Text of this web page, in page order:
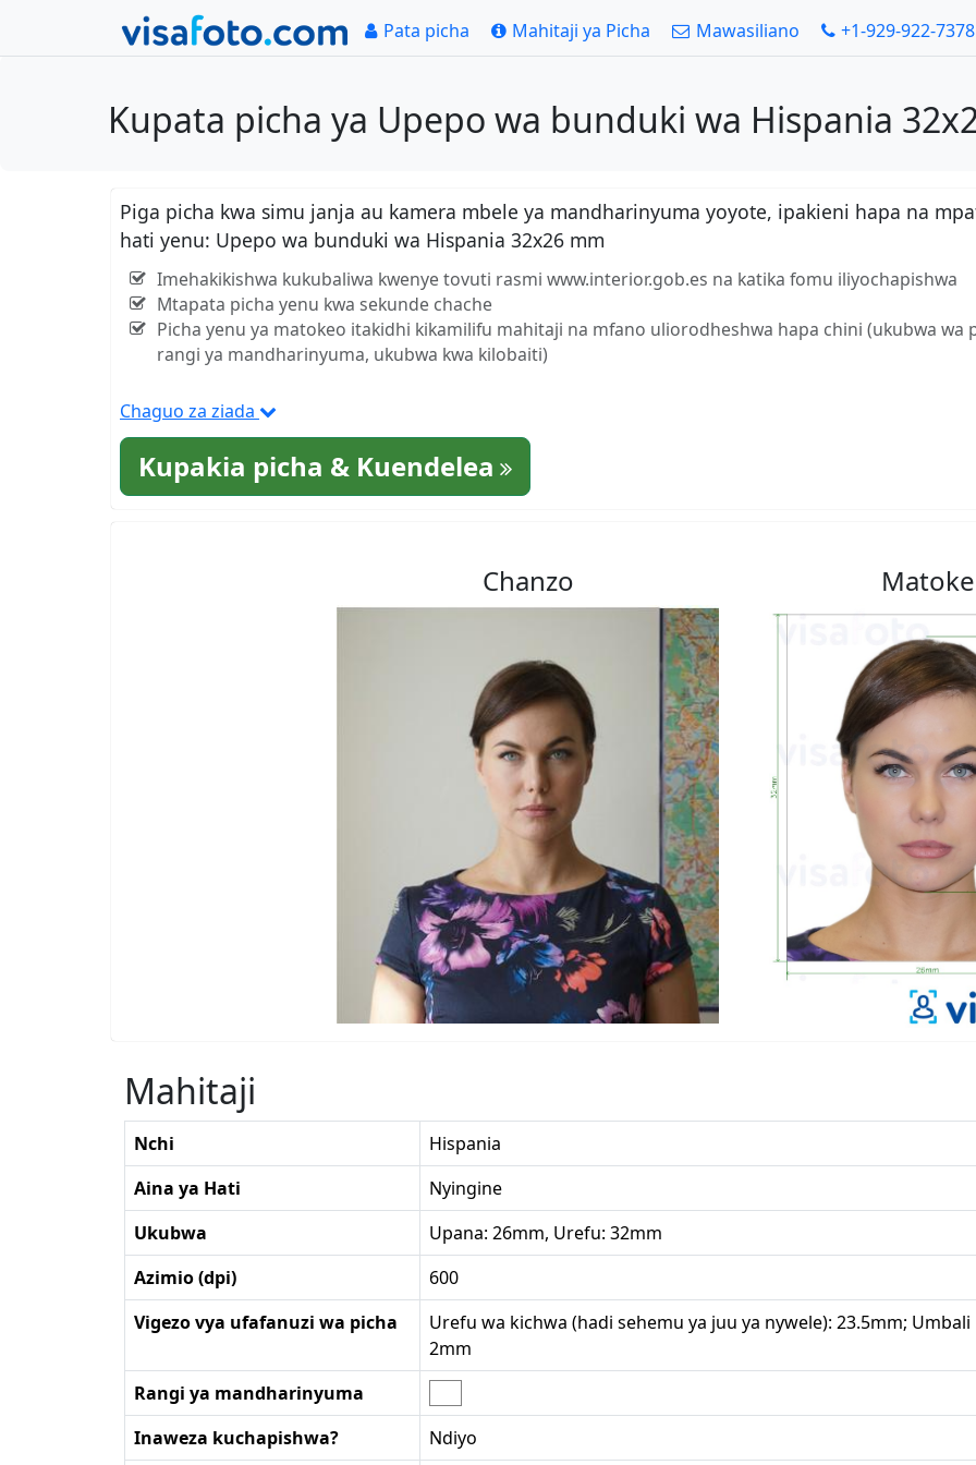
Pata picha Mahitaji ya Picha Mawasiliano +1-929-922-7378
Kupata picha ya Upepo wa bunduki wa Hispania
Piga picha kwa simu janja au kamera mbele ya mandharinyuma yoyote, ipakieni hapa na
hati yenu: Upepo wa bunduki wa Hispania 32x26 mm
Imehakikishwa kukubaliwa kwenye tovuti rasmi www.interior.gob.es na katika fomu iliyochapishwa
Mtapata picha yenu kwa sekunde chache
Picha yenu ya matokeo itakidhi kikamilifu mahitaji na mfano uliorodheshwa hapa chini (ukubwa wa
rangi ya mandharinyuma, ukubwa kwa kilobaiti)
Chaguo za ziada
Kupakia picha & Kuendelea
Chanzo
Mahitaji
Nchi
Hispania
Aina ya Hati
Nyingine
Ukubwa
Upana: 26mm, Urefu: 32mm
Azimio (dpi)
600
Vigezo vya ufafanuzi wa picha
Urefu wa kichwa (hadi sehemu ya juu ya nywele): 23.5mm;
2mm
Rangi ya mandharinyuma
Inaweza kuchapishwa?
Ndiyo